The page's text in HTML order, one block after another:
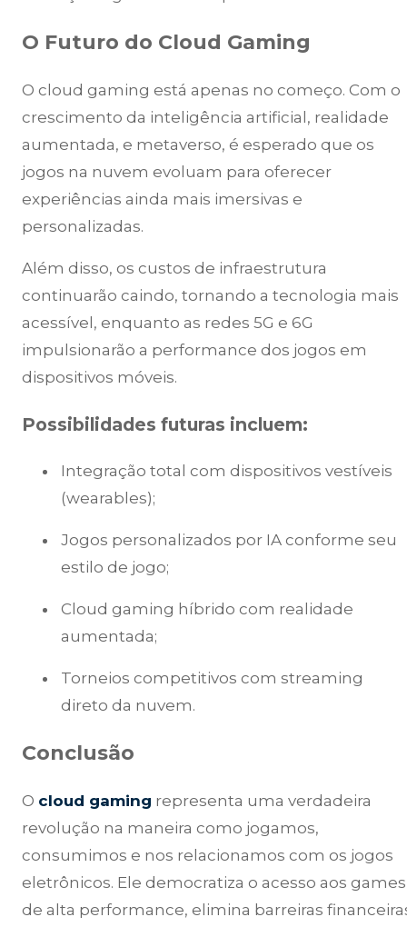
O Futuro do Cloud Gaming
O cloud gaming está apenas no começo. Com o
crescimento da inteligência artificial, realidade
aumentada, e metaverso, é esperado que os
jogos na nuvem evoluam para oferecer
experiências ainda mais imersivas e
personalizadas.
Além disso, os custos de infraestrutura
continuarão caindo, tornando a tecnologia mais
acessível, enquanto as redes 5G e 6G
impulsionarão a performance dos jogos em
dispositivos móveis.
Possibilidades futuras incluem:
Integração total com dispositivos vestíveis
(wearables);
Jogos personalizados por IA conforme seu
estilo de jogo;
Cloud gaming híbrido com realidade
aumentada;
Torneios competitivos com streaming
direto da nuvem.
Conclusão
O cloud gaming representa uma verdadeira
revolução na maneira como jogamos,
consumimos e nos relacionamos com os jogos
eletrônicos. Ele democratiza o acesso aos games
de alta performance, elimina barreiras